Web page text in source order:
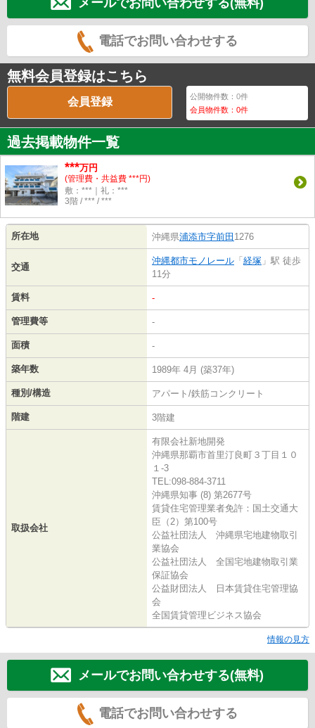
メールでお問い合わせする(無料)
電話でお問い合わせする
無料会員登録はこちら
会員登録 公開物件数：0件
会員物件数：0件
過去掲載物件一覧
***万円
(管理費・共益費 ***円)
敷：***｜礼：***
3階 / *** / ***
所在地 沖縄県浦添市字前田 1276
交通
沖縄都市モノレール 「 経塚 」駅 徒歩
11分
賃料 -
管理費等 -
面積 -
築年数 1989年 4月 (築37年)
種別/構造 アパート/鉄筋コンクリート
階建 3階建
取扱会社
有限会社新地開発
沖縄県那覇市首里汀良町３丁目１０
１-3
TEL:098-884-3711
沖縄県知事 (8) 第2677号
賃貸住宅管理業者免許：国土交通大
臣（2）第100号
公益社団法人 沖縄県宅地建物取引
業協会
公益社団法人 全国宅地建物取引業
保証協会
公益財団法人 日本賃貸住宅管理協
会
全国賃貸管理ビジネス協会
情報の見方
メールでお問い合わせする(無料)
電話でお問い合わせする